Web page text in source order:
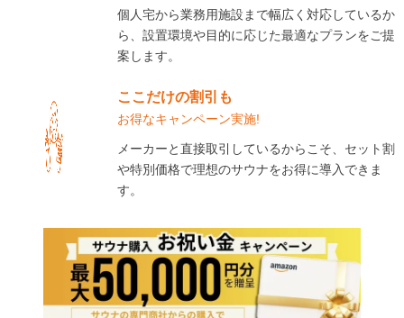
個人宅から業務用施設まで幅広く対応しているか
ら、設置環境や目的に応じた最適なプランをご提
案します。
ここだけの割引も
お得なキャンペーン実施!
メーカーと直接取引しているからこそ、セット割
や特別価格で理想のサウナをお得に導入できま
す。